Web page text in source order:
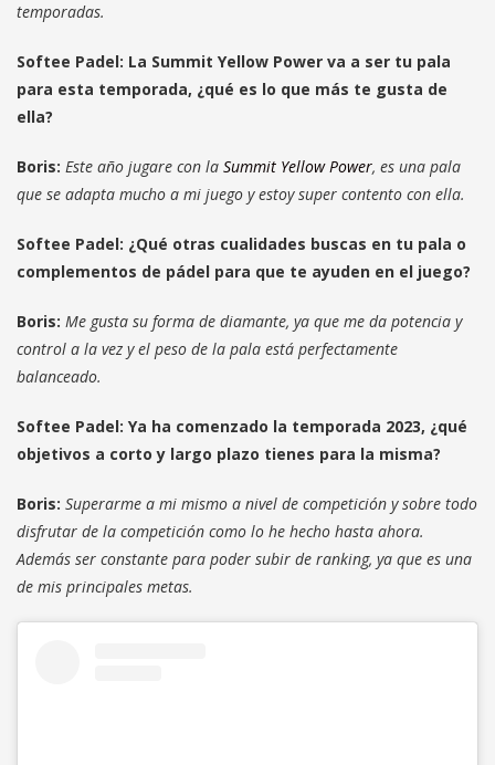
temporadas.
Softee Padel: La Summit Yellow Power va a ser tu pala
para esta temporada, ¿qué es lo que más te gusta de
ella?
Boris: Este año jugare con la Summit Yellow Power, es una pala
que se adapta mucho a mi juego y estoy super contento con ella.
Softee Padel: ¿Qué otras cualidades buscas en tu pala o
complementos de pádel para que te ayuden en el juego?
Boris: Me gusta su forma de diamante, ya que me da potencia y
control a la vez y el peso de la pala está perfectamente
balanceado.
Softee Padel: Ya ha comenzado la temporada 2023, ¿qué
objetivos a corto y largo plazo tienes para la misma?
Boris: Superarme a mi mismo a nivel de competición y sobre todo
disfrutar de la competición como lo he hecho hasta ahora.
Además ser constante para poder subir de ranking, ya que es una
de mis principales metas.